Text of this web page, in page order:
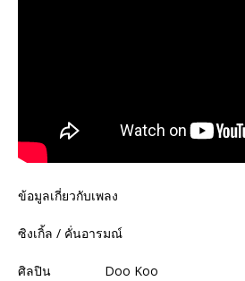
ข้อมูลเกี่ยวกับเพลง
ซิงเกิ้ล / คั่นอารมณ์
ศิลปิน Doo Koo